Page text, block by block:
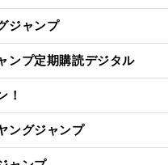
ジャンプ
ンプ定期購読デジタル
！
ングジャンプ